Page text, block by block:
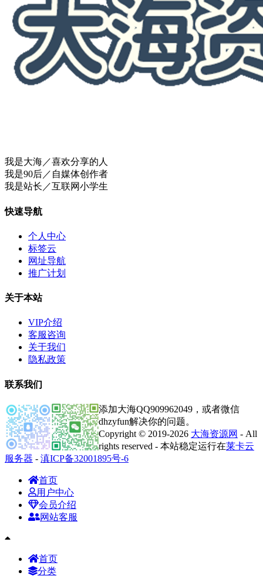
我是大海／喜欢分享的人
我是90后／自媒体创作者
我是站长／互联网小学生
快速导航
个人中心
标签云
网址导航
推广计划
关于本站
VIP介绍
客服咨询
关于我们
隐私政策
联系我们
添加大海QQ909962049，或者微信
dhzyfun解决你的问题。
Copyright © 2019-2026 大海资源网 - All
rights reserved - 本站稳定运行在莱卡云
服务器 - 滇ICP备32001895号-6
首页
用户中心
会员介绍
网站客服
首页
分类